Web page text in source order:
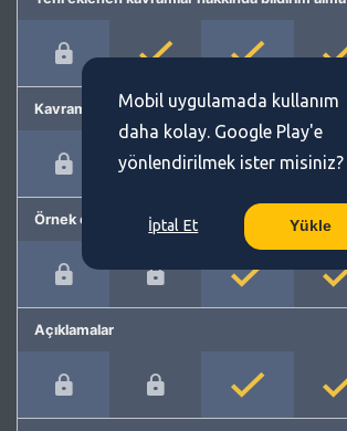
Kavram önerme
Örnek cümleler
Açıklamalar
Mobil uygulamada kullanım
daha kolay. Google Play'e
yönlendirilmek ister misiniz?
İptal Et Yükle